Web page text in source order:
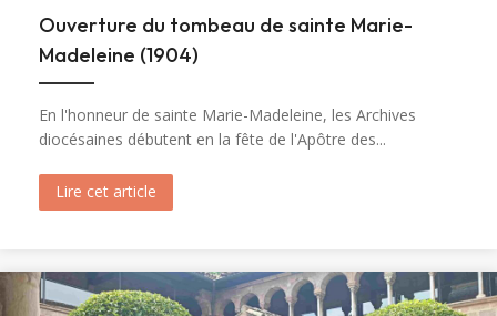
Ouverture du tombeau de sainte Marie-
Madeleine (1904)
En l'honneur de sainte Marie-Madeleine, les Archives
diocésaines débutent en la fête de l'Apôtre des...
Lire cet article